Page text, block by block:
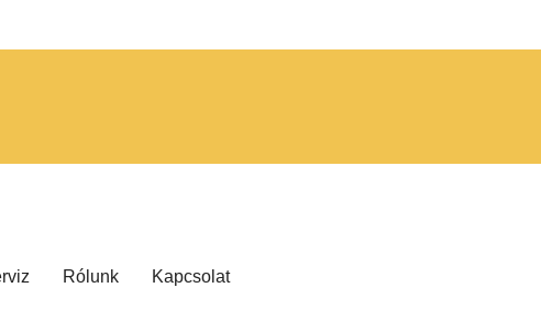
Rólunk Kapcsolat